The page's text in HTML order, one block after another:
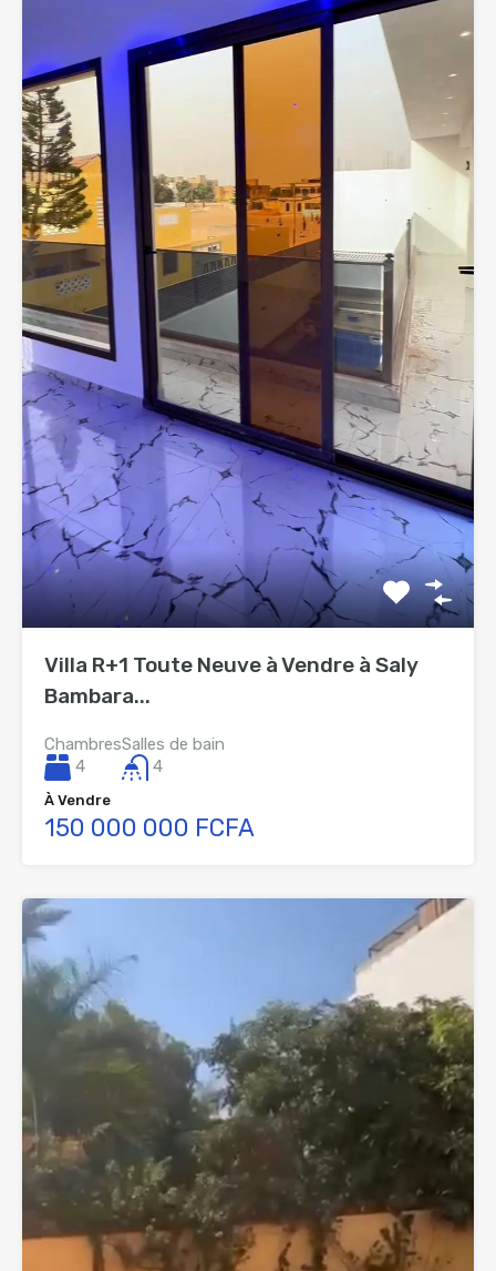
Villa R+1 Toute Neuve à Vendre à Saly
Bambara...
Chambres
4
Salles de bain
4
À Vendre
150 000 000 FCFA